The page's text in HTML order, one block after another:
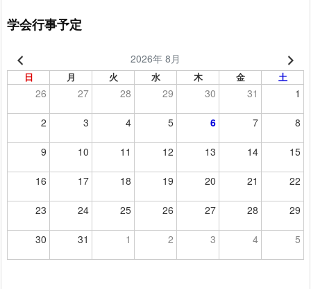
学会行事予定
2026年 8月
日 月 火 水 木 金 土
26 27 28 29 30 31 1
2 3 4 5 6 7 8
9 10 11 12 13 14 15
16 17 18 19 20 21 22
23 24 25 26 27 28 29
30 31 1 2 3 4 5